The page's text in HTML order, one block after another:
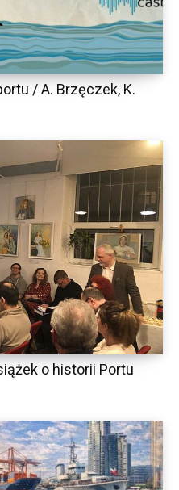
/ A. Brzęczek, K.
o historii Portu